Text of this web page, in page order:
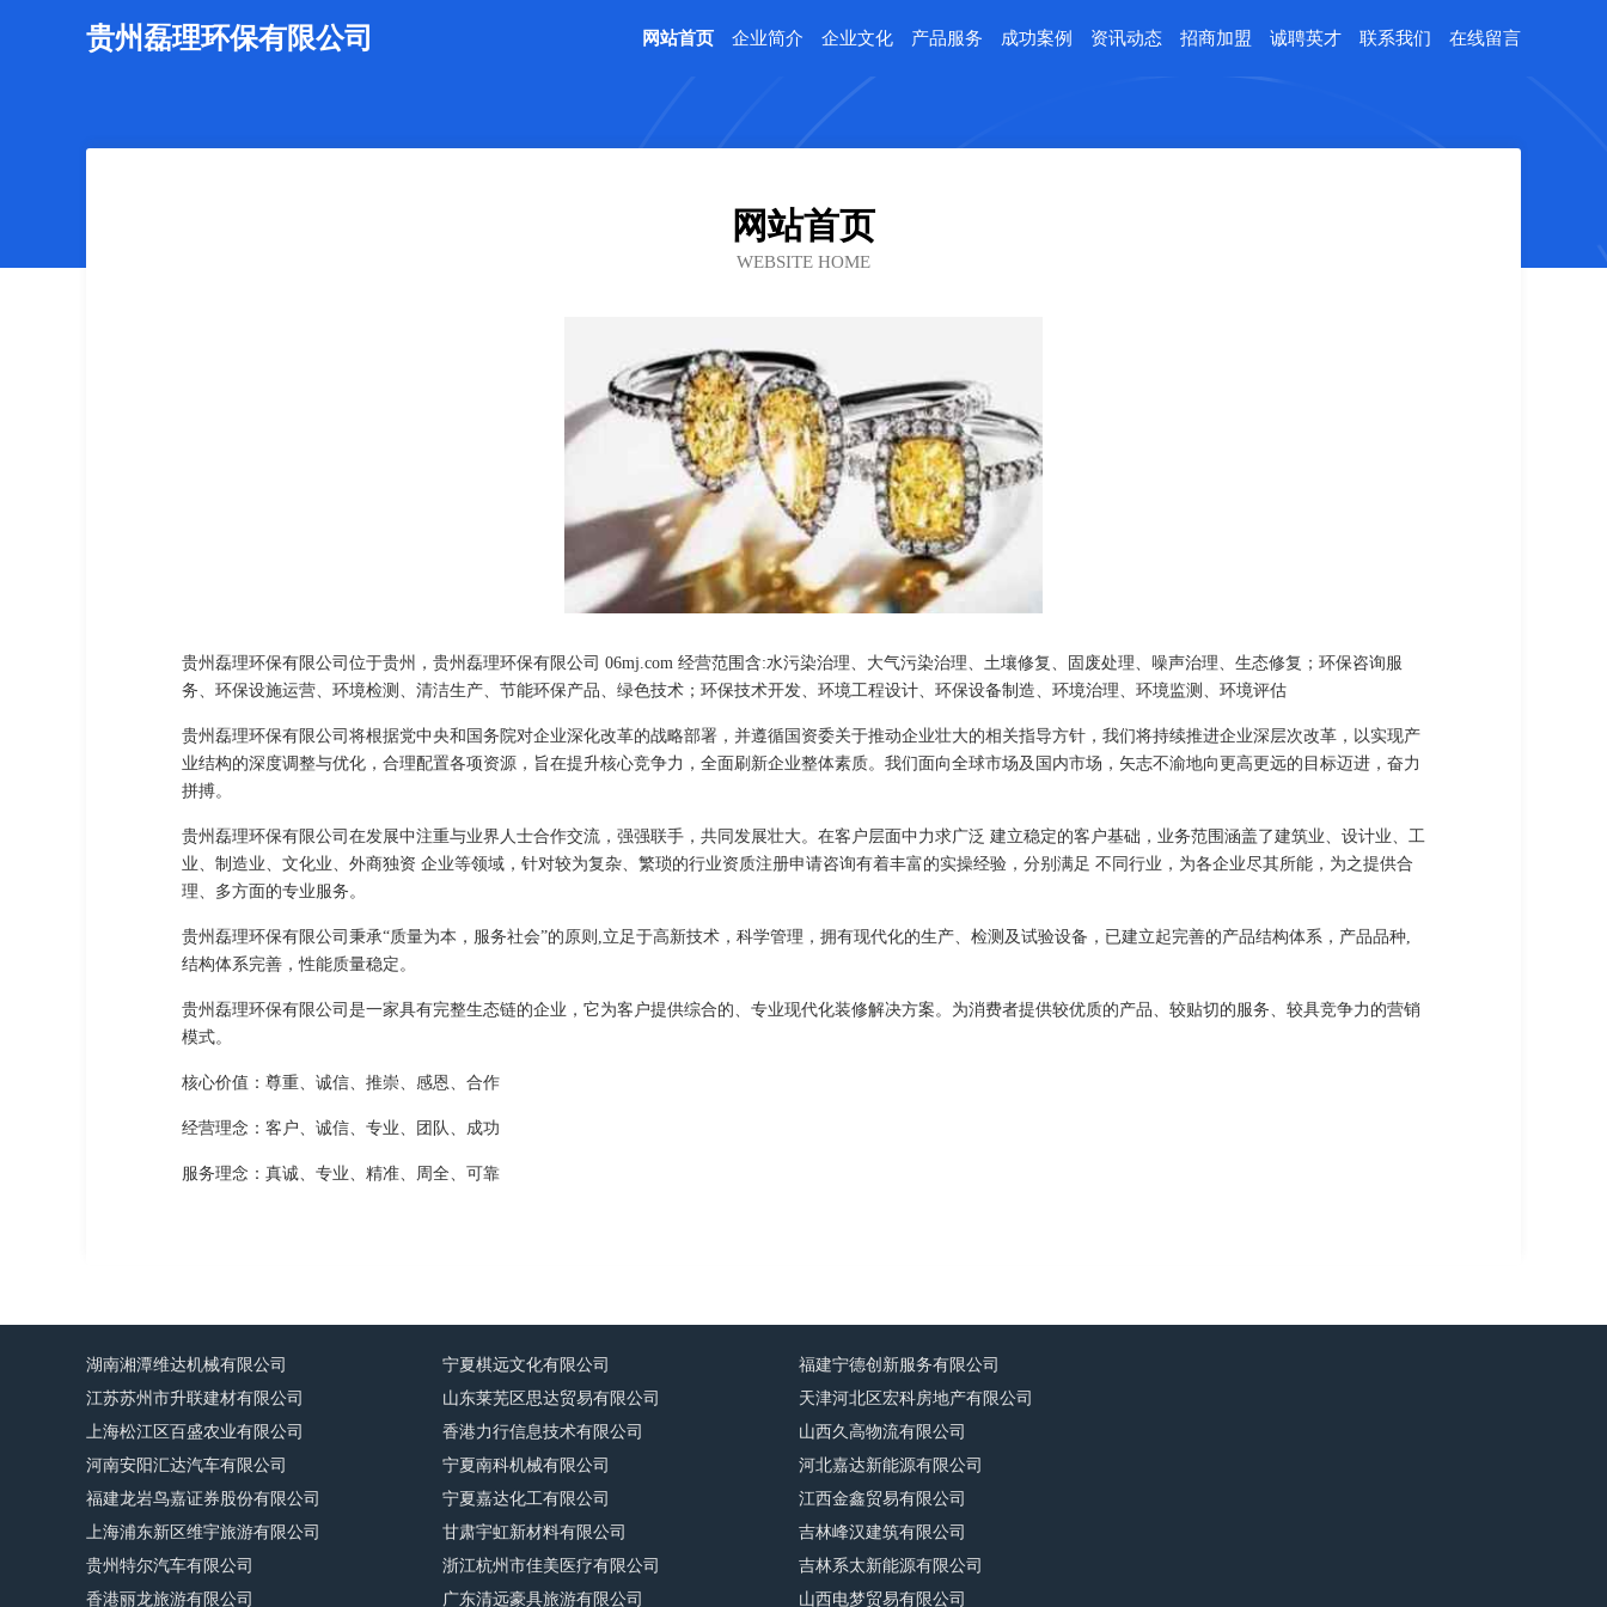
贵州磊理环保有限公司 网站首页 企业简介 企业文化 产品服务 成功案例 资讯动态 招商加盟 诚聘英才 联系我们 在线留言
网站首页
WEBSITE HOME
贵州磊理环保有限公司位于贵州，贵州磊理环保有限公司 06mj.com 经营范围含:水污染治理、大气污染治理、土壤修复、固废处理、噪声治理、生态修复；环保咨询服
务、环保设施运营、环境检测、清洁生产、节能环保产品、绿色技术；环保技术开发、环境工程设计、环保设备制造、环境治理、环境监测、环境评估
贵州磊理环保有限公司将根据党中央和国务院对企业深化改革的战略部署，并遵循国资委关于推动企业壮大的相关指导方针，我们将持续推进企业深层次改革，以实现产
业结构的深度调整与优化，合理配置各项资源，旨在提升核心竞争力，全面刷新企业整体素质。我们面向全球市场及国内市场，矢志不渝地向更高更远的目标迈进，奋力
拼搏。
贵州磊理环保有限公司在发展中注重与业界人士合作交流，强强联手，共同发展壮大。在客户层面中力求广泛 建立稳定的客户基础，业务范围涵盖了建筑业、设计业、工
业、制造业、文化业、外商独资 企业等领域，针对较为复杂、繁琐的行业资质注册申请咨询有着丰富的实操经验，分别满足 不同行业，为各企业尽其所能，为之提供合
理、多方面的专业服务。
贵州磊理环保有限公司秉承“质量为本，服务社会”的原则,立足于高新技术，科学管理，拥有现代化的生产、检测及试验设备，已建立起完善的产品结构体系，产品品种,
结构体系完善，性能质量稳定。
贵州磊理环保有限公司是一家具有完整生态链的企业，它为客户提供综合的、专业现代化装修解决方案。为消费者提供较优质的产品、较贴切的服务、较具竞争力的营销
模式。
核心价值：尊重、诚信、推崇、感恩、合作
经营理念：客户、诚信、专业、团队、成功
服务理念：真诚、专业、精准、周全、可靠
湖南湘潭维达机械有限公司 宁夏棋远文化有限公司
福建宁德创新服务有限公司
江苏苏州市升联建材有限公司
山东莱芜区思达贸易有限公司
天津河北区宏科房地产有限公司
上海松江区百盛农业有限公司
香港力行信息技术有限公司
山西久高物流有限公司
河南安阳汇达汽车有限公司
宁夏南科机械有限公司
河北嘉达新能源有限公司
福建龙岩鸟嘉证券股份有限公司
宁夏嘉达化工有限公司
江西金鑫贸易有限公司
上海浦东新区维宇旅游有限公司
甘肃宇虹新材料有限公司
吉林峰汉建筑有限公司
贵州特尔汽车有限公司
浙江杭州市佳美医疗有限公司
吉林系太新能源有限公司
香港丽龙旅游有限公司
广东清远豪具旅游有限公司 山西电梦贸易有限公司